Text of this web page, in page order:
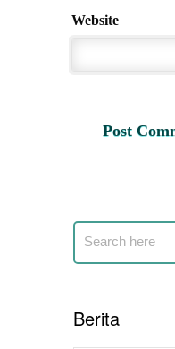
Website
Berita